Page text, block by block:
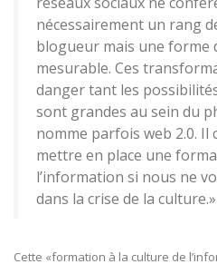
nécessairement un rang
blogueur mais une forme
mesurable. Ces
danger tant les
sont grandes au sein du
nomme parfois web 2.0. Il
mettre en place une
l’information si nous ne
dans la crise de la culture.»
Cette «formation à la culture de